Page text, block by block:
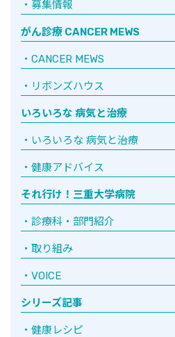
募集情報
がん診療 CANCER MEWS
CANCER MEWS
リボンズハウス
いろいろな 病気と治療
いろいろな 病気と治療
健康アドバイス
それ行け！三重大学病院
診療科・部門紹介
取り組み
VOICE
シリーズ記事
健康レシピ